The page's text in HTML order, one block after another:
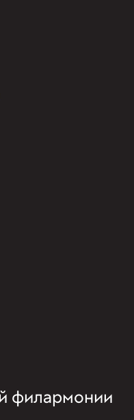
филармонии